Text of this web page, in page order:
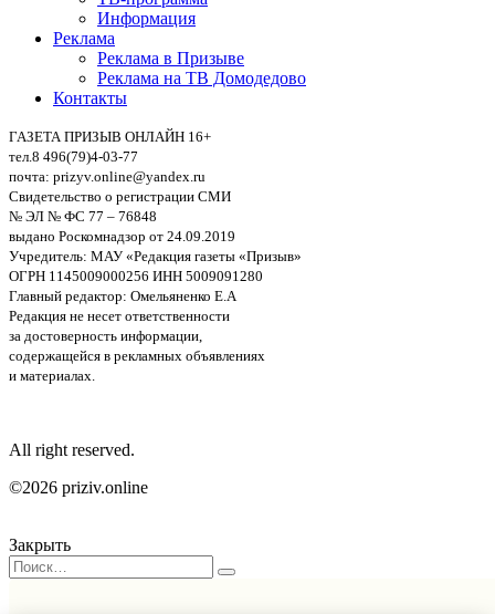
Информация
Реклама
Реклама в Призыве
Реклама на ТВ Домодедово
Контакты
ГАЗЕТА ПРИЗЫВ ОНЛАЙН 16+
тел.8 496(79)4-03-77
почта: prizyv.online@yandex.ru
Свидетельство о регистрации СМИ
№ ЭЛ № ФС 77 – 76848
выдано Роскомнадзор от 24.09.2019
Учредитель: МАУ «Редакция газеты «Призыв»
ОГРН 1145009000256 ИНН 5009091280
Главный редактор: Омельяненко Е.А
Редакция не несет ответственности
за достоверность информации,
содержащейся в рекламных объявлениях
и материалах.
All right reserved.
©2026 priziv.online
Закрыть